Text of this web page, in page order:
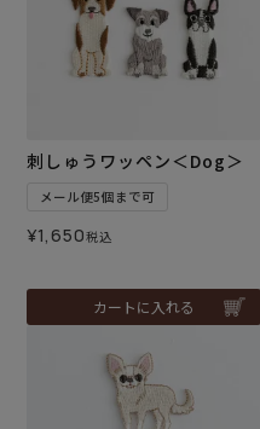
刺しゅうワッペン＜Dog＞
メール便5個まで可
¥1,650税込
カートに入れる